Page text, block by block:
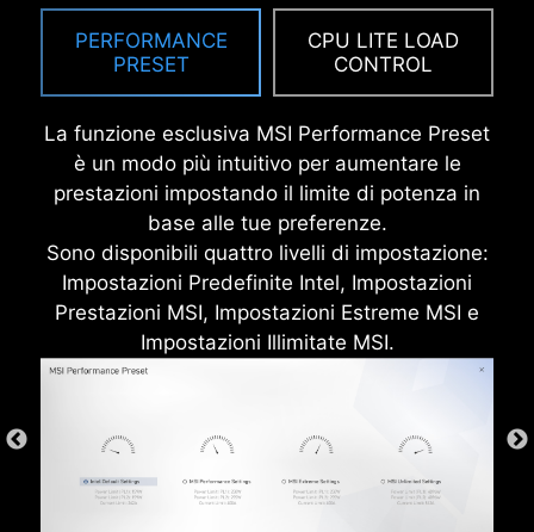
PERFORMANCE
PRESET
CPU LITE LOAD
CONTROL
La funzione esclusiva MSI Performance Preset
è un modo più intuitivo per aumentare le
prestazioni impostando il limite di potenza in
base alle tue preferenze.
Sono disponibili quattro livelli di impostazione:
Impostazioni Predefinite Intel, Impostazioni
Prestazioni MSI, Impostazioni Estreme MSI e
Impostazioni Illimitate MSI.
Modalità High Efficiency offrono agli
utenti la flessibilità di identificare
rapidamente la configurazione ideale,
di overclocking della memoria.
elettromagnetiche dal sistema, nonché molto
* L'immagine sopra è solo a scopo illustrativo. Si prega
di fare riferimento alle pagine delle specifiche per
ulteriori dettagli.